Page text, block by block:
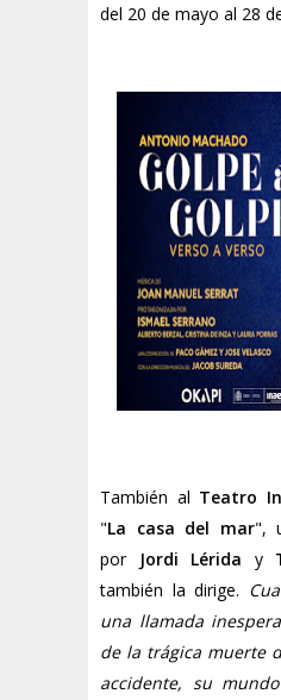
del 20 de mayo al 28
También al Teatro
"La casa del mar",
por
Jordi Lérida y
también la dirige.
una llamada
de la trágica muerte
accidente, su